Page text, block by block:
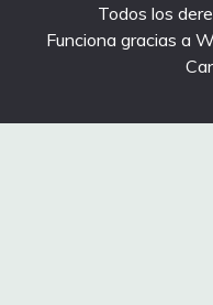
Todos los
Funciona gracias a